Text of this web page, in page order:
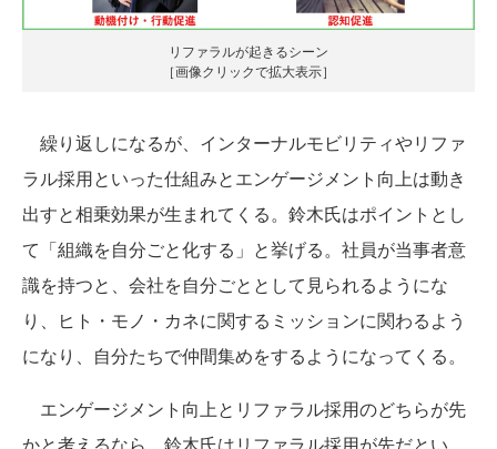
リファラルが起きるシーン
［画像クリックで拡大表示］
繰り返しになるが、インターナルモビリティやリファ
ラル採用といった仕組みとエンゲージメント向上は動き
出すと相乗効果が生まれてくる。鈴木氏はポイントとし
て「組織を自分ごと化する」と挙げる。社員が当事者意
識を持つと、会社を自分ごととして見られるようにな
り、ヒト・モノ・カネに関するミッションに関わるよう
になり、自分たちで仲間集めをするようになってくる。
エンゲージメント向上とリファラル採用のどちらが先
かと考えるなら、鈴木氏はリファラル採用が先だとい